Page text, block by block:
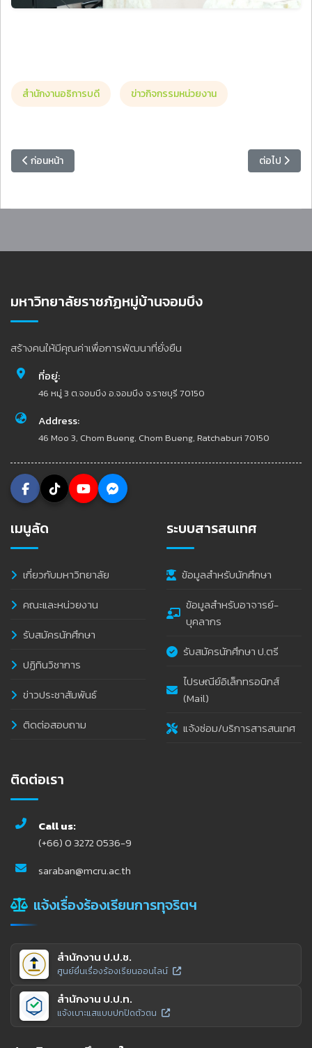
สำนักงานอธิการบดี ข่าวกิจกรรมหน่วยงาน
เนื้อหาก่อนหน้า: วิทยาลัยมวยไทยศึกษาและการแพทย์แผนไทย มรภ.หมู่บ้
ก่อนหน้า เนื้อหาถัดไ
ต่อไป
มหาวิทยาลัยราชภัฏหมู่บ้านจอมบึง
สร้างคนให้มีคุณค่าเพื่อการพัฒนาที่ยั่งยืน
ที่อยู่:
46 หมู่ 3 ต.จอมบึง อ.จอมบึง จ.ราชบุรี 70150
Address:
46 Moo 3, Chom Bueng, Chom Bueng, Ratchaburi 70150
เมนูลัด
เกี่ยวกับมหาวิทยาลัย
คณะและหน่วยงาน
รับสมัครนักศึกษา
ปฏิทินวิชาการ
ข่าวประชาสัมพันธ์
ติดต่อสอบถาม
ระบบสารสนเทศ
ข้อมูลสำหรับนักศึกษา
ข้อมูลสำหรับอาจารย์-
บุคลากร
รับสมัครนักศึกษา ป.ตรี
ไปรษณีย์อิเล็กทรอนิกส์
(Mail)
แจ้งซ่อม/บริการสารสนเทศ
ติดต่อเรา
Call us:
(+66) 0 3272 0536-9
saraban@mcru.ac.th
แจ้งเรื่องร้องเรียนการทุจริตฯ
สำนักงาน ป.ป.ช.
ศูนย์ยื่นเรื่องร้องเรียนออนไลน์
สำนักงาน ป.ป.ท.
แจ้งเบาะแสแบบปกปิดตัวตน